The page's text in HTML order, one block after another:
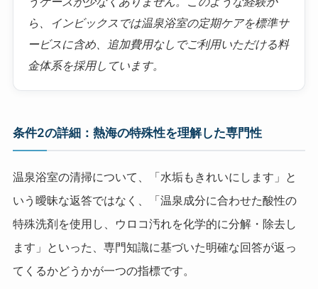
ら、インビックスでは温泉浴室の定期ケアを標準サ
ービスに含め、追加費用なしでご利用いただける料
金体系を採用しています。
条件2の詳細：熱海の特殊性を理解した専門性
温泉浴室の清掃について、「水垢もきれいにします」と
いう曖昧な返答ではなく、「温泉成分に合わせた酸性の
特殊洗剤を使用し、ウロコ汚れを化学的に分解・除去し
ます」といった、専門知識に基づいた明確な回答が返っ
てくるかどうかが一つの指標です。